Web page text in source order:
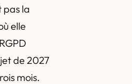
pas la
elle
de 2027
mois.